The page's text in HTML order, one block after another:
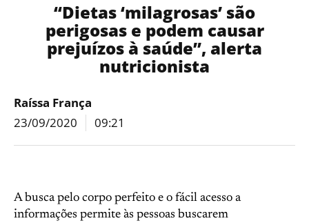
“Dietas ‘milagrosas’ são
perigosas e podem causar
prejuízos à saúde”, alerta
nutricionista
Raíssa França
23/09/2020
09:21
A busca pelo corpo perfeito e o fácil acesso a
informações permite às pessoas buscarem